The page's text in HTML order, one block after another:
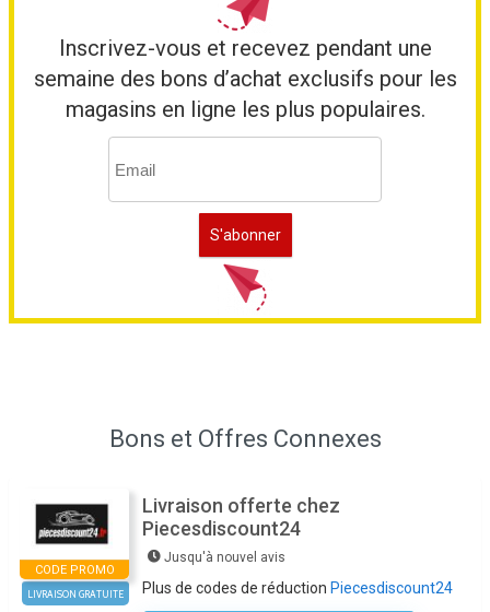
Inscrivez-vous et recevez pendant une
semaine des bons d’achat exclusifs pour les
magasins en ligne les plus populaires.
Bons et Offres Connexes
CODE PROMO
LIVRAISON GRATUITE
Livraison offerte chez
Piecesdiscount24
Jusqu'à nouvel avis
Plus de codes de réduction Piecesdiscount24